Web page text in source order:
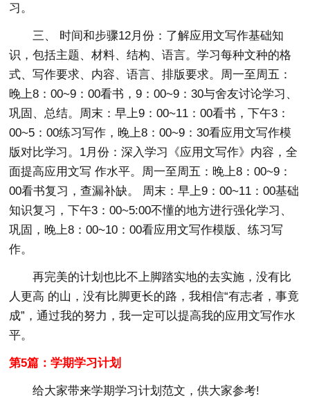
习。
三、 时间和步骤12月份：了解应用文写作基础知
识，包括主题、材料、结构、语言。学习每种文种的格
式、写作要求、内容、语言、排版要求。周一至周五：
晚上8：00~9：00看书，9：00~9：30与舍友讨论学习、
巩固、总结。周末：早上9：00~11：00看书，下午3：
00~5：00练习写作，晚上8：00~9：30看应用文写作模
版对比学习。1月份：深入学习《应用文写作》内容，全
面提高应用文写 作水平。周一至周五：晚上8：00~9：
00看书复习，查漏补缺。 周末：早上9：00~11：00基础
知识复习，下午3：00~5:00不懂的地方进行强化学习、
巩固，晚上8：00~10：00看应用文写作模版、练习写
作。
再完美的计划也比不上脚踏实地的去实施，没有比
人更高 的山，没有比脚更长的路，我相信“有志者，事竟
成”，通过我的努力，我一定可以提高我的应用文写作水
平。
第5篇：学期学习计划
给大家带来学期学习计划范文，供大家参考!